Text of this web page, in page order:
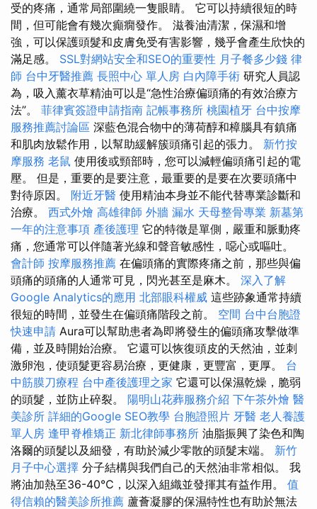
受的疼痛，通常局部圍繞一隻眼睛。 它可以持續很短的時
間，但可能會有幾次癲癇發作。 滋養油清潔，保濕和增
強，可以保護頭髮和皮膚免受有害影響，幾乎會產生欣快的
滿足感。 SSL對網站安全和SEO的重要性 月子餐多少錢 律
師 台中牙醫推薦 長照中心 單人房 白內障手術 研究人員認
為，吸入薰衣草精油可以是“急性治療偏頭痛的有效治療方
法”。 菲律賓簽證申請指南 記帳事務所 桃園植牙 台中按摩
服務推薦討論區 深藍色混合物中的薄荷醇和樟腦具有鎮痛
和肌肉放鬆作用，以幫助緩解簇頭痛引起的張力。 新竹按
摩服務 老鼠 使用後或頸部時，您可以減輕偏頭痛引起的電
壓。 但是，重要的是要注意，最重要的是要在次要頭痛中
對待原因。 附近牙醫 使用精油本身並不能代替專業診斷和
治療。 西式外燴 高雄律師 外牆 漏水 天母整骨專業 新墓第
一年的注意事項 產後護理 它的特徵是單側，嚴重和脈動疼
痛，您通常可以伴隨著光線和聲音敏感性，噁心或嘔吐。
會計師 按摩服務推薦 在偏頭痛的實際疼痛之前，那些與偏
頭痛的頭痛的人通常可見，閃光甚至是麻木。 深入了解
Google Analytics的應用 北部眼科權威 這些跡象通常持續
很短的時間，並發生在偏頭痛階段之前。 空間 台中台胞證
快速申請 Aura可以幫助患者為即將發生的偏頭痛攻擊做準
備，並及時開始治療。 它還可以恢復頭皮的天然油，並刺
激卵泡，使頭髮更容易治療，更健康，更豐富，更厚。 台
中筋膜刀療程 台中產後護理之家 它還可以保濕乾燥，脆弱
的頭髮，並防止碎裂。 陽明山花葬服務介紹 下午茶外燴 醫
美診所 詳細的Google SEO教學 台胞證照片 牙醫 老人養護
單人房 逢甲脊椎矯正 新北律師事務所 油脂振興了染色和陶
洛爾的頭髮以及細發，有助於減少零散的頭髮末端。 新竹
月子中心選擇 分子結構與我們自己的天然油非常相似。 我
將油加熱至36-40℃，以深入組織並發揮其有益作用。 值
得信賴的醫美診所推薦 蘆薈凝膠的保濕特性也有助於無法